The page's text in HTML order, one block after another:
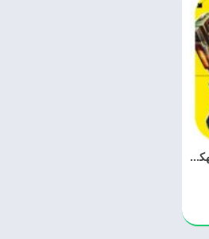
تحميل لعبه Battle Night مهكره 2025 اخر اصدار مجانا